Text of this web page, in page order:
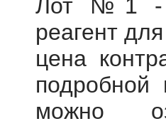
Лот №1 -
реагент
цена
подробной
можно